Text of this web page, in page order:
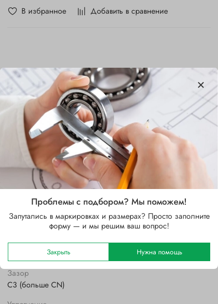
В избранное Добавить в сравнение
Характеристики
Бренд
Внутренний диаметр d, мм
Наружный диаметр D, мм
150
Ширина B, мм
35
Сепаратор
Зазор
C3 (больше CN)
Проблемы с подбором? Мы поможем!
Запутались в маркировках и размерах? Просто заполните
форму — и мы решим ваш вопрос!
Закрыть Нужна помощь